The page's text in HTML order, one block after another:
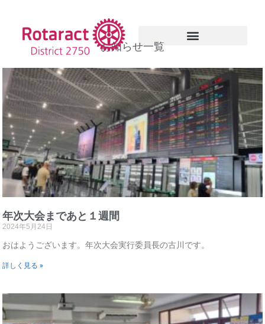
プ
お知らせ一覧
年次大会まであと１週間
2024年5月24日
おはようございます。年次大会実行委員長の古川です。
詳しく見る »